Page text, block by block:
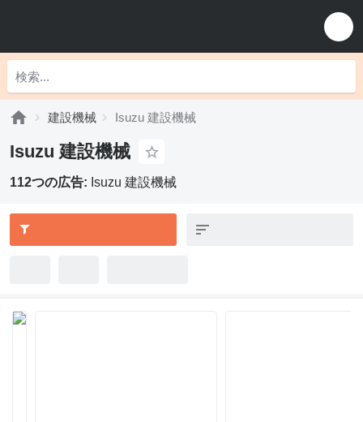
建設機械 Isuzu 建設機械
Isuzu 建設機械
112つの広告: Isuzu 建設機械